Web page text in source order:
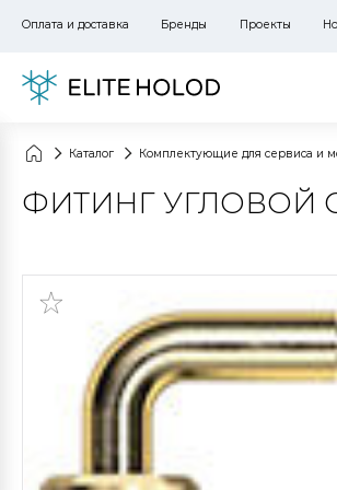
Оплата и доставка Бренды Проекты
Каталог Комплектующие для сервиса и
ФИТИНГ УГЛОВОЙ